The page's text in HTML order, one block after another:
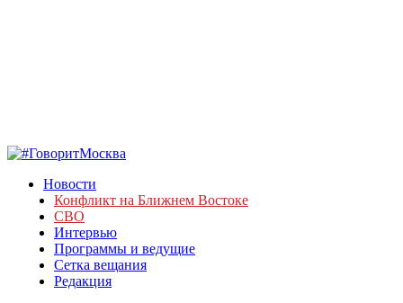
Новости
Конфликт на Ближнем Востоке
СВО
Интервью
Программы и ведущие
Сетка вещания
Редакция